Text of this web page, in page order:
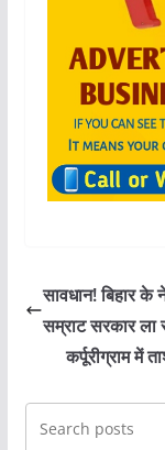
सावधान! बिहार
सम्राट सरकार ला
कर्पूरीग्राम में